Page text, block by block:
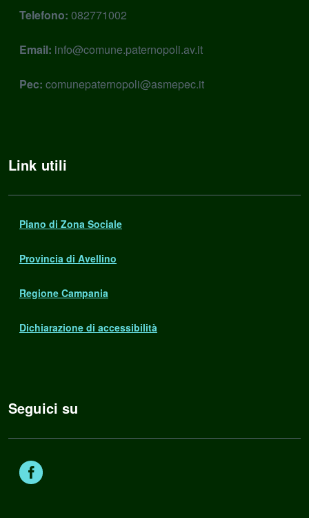
Telefono: 082771002
Email: info@comune.paternopoli.av.it
Pec: comunepaternopoli@asmepec.it
Link utili
Piano di Zona Sociale
Provincia di Avellino
Regione Campania
Dichiarazione di accessibilità
Seguici su